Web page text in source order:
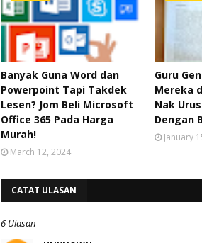
Banyak Guna Word dan
Powerpoint Tapi Takdek
Lesen? Jom Beli Microsoft
Office 365 Pada Harga
Murah!
March 12, 2024
Guru
Mereka
Nak
Dengan
January
CATAT ULASAN
6 Ulasan